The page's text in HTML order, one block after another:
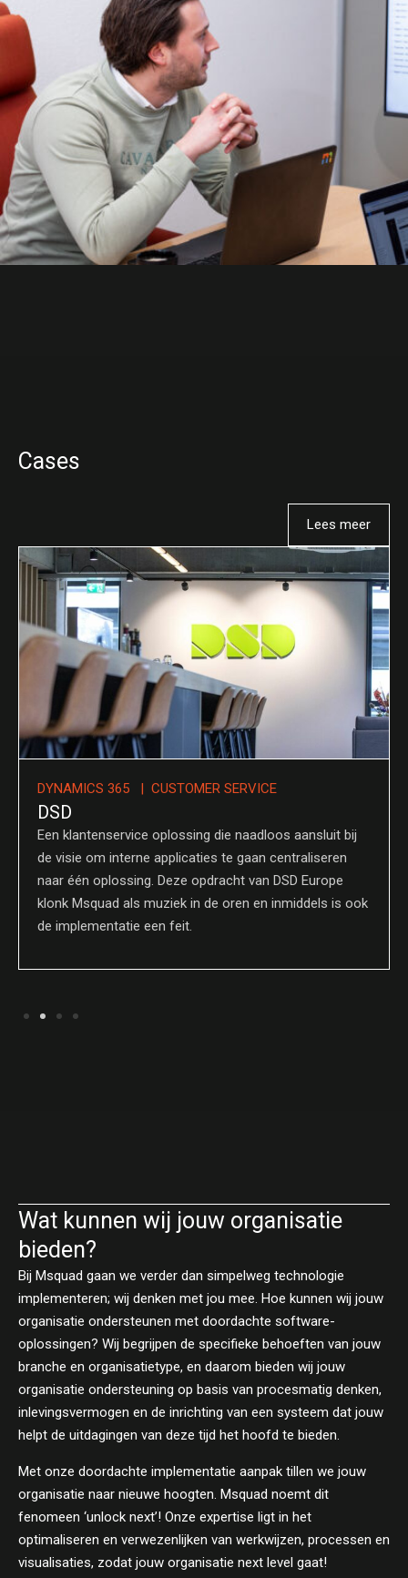
Cases
Lees meer
DYNAMICS 365 | CUSTOMER SERVICE
DSD
Een klantenservice oplossing die naadloos aansluit bij
de visie om interne applicaties te gaan centraliseren
naar één oplossing. Deze opdracht van DSD Europe
klonk Msquad als muziek in de oren en inmiddels is ook
de implementatie een feit.
Wat kunnen wij jouw organisatie
bieden?
Bij Msquad gaan we verder dan simpelweg technologie
implementeren; wij denken met jou mee. Hoe kunnen wij jouw
organisatie ondersteunen met doordachte software-
oplossingen? Wij begrijpen de specifieke behoeften van jouw
branche en organisatietype, en daarom bieden wij jouw
organisatie ondersteuning op basis van procesmatig denken,
inlevingsvermogen en de inrichting van een systeem dat jouw
helpt de uitdagingen van deze tijd het hoofd te bieden.
Met onze doordachte implementatie aanpak tillen we jouw
organisatie naar nieuwe hoogten. Msquad noemt dit
fenomeen ‘unlock next’! Onze expertise ligt in het
optimaliseren en verwezenlijken van werkwijzen, processen en
visualisaties, zodat jouw organisatie next level gaat!